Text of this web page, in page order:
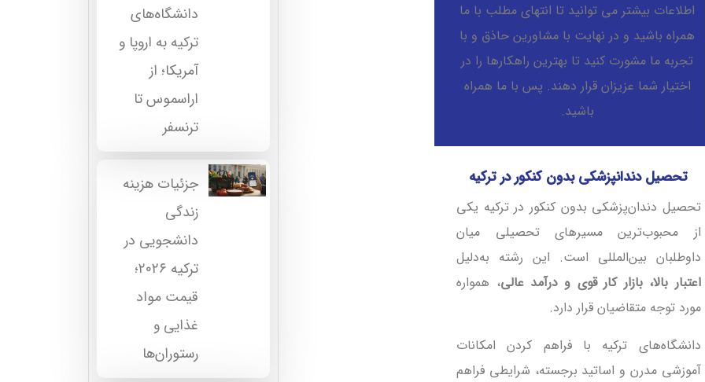
اطلاعات بیشتر می ‌توانید تا انتهای مطلب با ما
همراه باشید و در نهایت با مشاورین حاذق و با
تجربه ما مشورت کنید تا بهترین راهکارها را در
اختیار شما عزیزان قرار دهند. پس با ما همراه
باشید.
تحصیل دندانپزشکی بدون کنکور در ترکیه
تحصیل دندان‌پزشکی بدون کنکور در ترکیه یکی
از محبوب‌ترین مسیرهای تحصیلی میان
داوطلبان بین‌المللی است. این رشته به‌دلیل
اعتبار بالا، بازار کار قوی و درآمد عالی، همواره
مورد توجه متقاضیان قرار دارد.
دانشگاه‌های ترکیه با فراهم کردن امکانات
آموزشی مدرن و اساتید برجسته، شرایطی فراهم
دانشگاه‌های
ترکیه به اروپا و
آمریکا؛ از
اراسموس تا
ترنسفر
جزئیات هزینه
زندگی
دانشجویی در
ترکیه ۲۰۲۶؛
قیمت مواد
غذایی و
رستوران‌ها